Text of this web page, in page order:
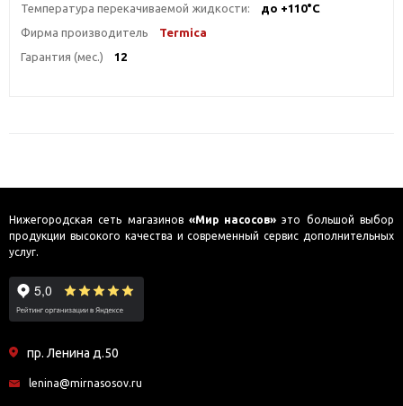
Температура перекачиваемой жидкости:
до +110°С
Фирма производитель
Termica
Гарантия (мес.)
12
Нижегородская сеть магазинов «Мир насосов» это большой выбор
продукции высокого качества и современный сервис дополнительных
услуг.
пр. Ленина д.50
lenina@mirnasosov.ru